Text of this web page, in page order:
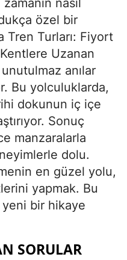
nasıl
özel bir
Tren Turları: Fiyort
Uzanan
anılar
Bu yolculuklarda,
dokunun iç içe
Sonuç
manzaralarla
dolu.
en güzel yolu,
yapmak. Bu
bir hikaye
SORULAR